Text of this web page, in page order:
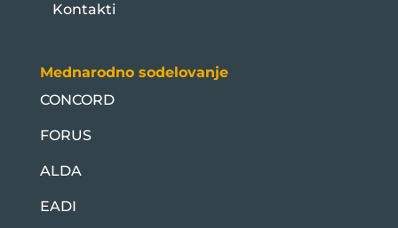
Kontakti
Mednarodno sodelovanje
CONCORD
FORUS
ALDA
EADI